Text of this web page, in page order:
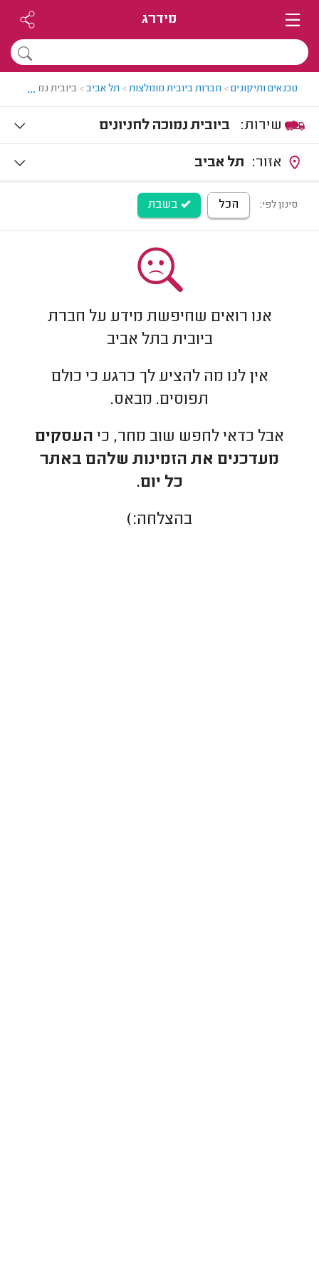
מידרג
טכנאים ותיקונים> חברות ביובית מומלצות> תל אביב> ביובית נמוכה בתל
...
ביובית נמוכה לחניונים
תל אביב
סינון לפי: הכל בשבת
אנו רואים שחיפשת מידע על חברת
ביובית בתל אביב
אין לנו מה להציע לך כרגע כי כולם
תפוסים. מבאס.
אבל כדאי לחפש שוב מחר, כי העסקים
מעדכנים את הזמינות שלהם באתר
כל יום.
בהצלחה:)